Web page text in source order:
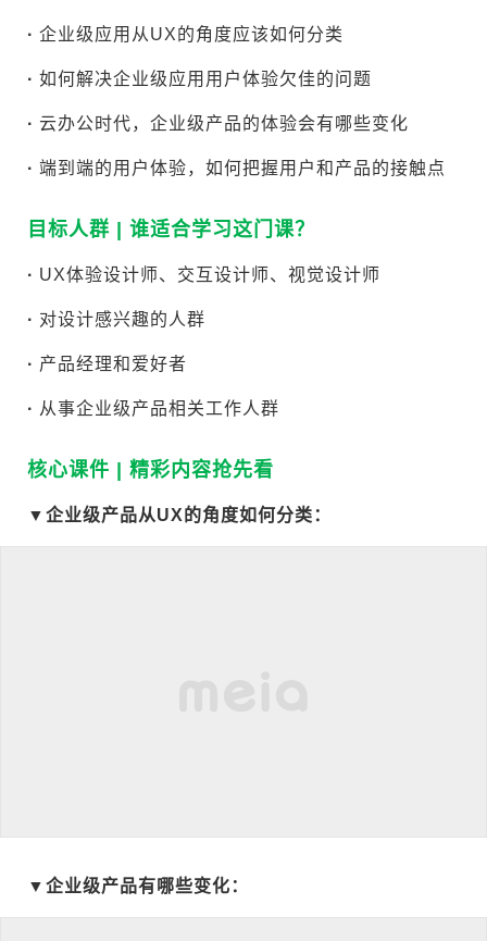
· 企业级应用从UX的角度应该如何分类
· 如何解决企业级应用用户体验欠佳的问题
· 云办公时代，企业级产品的体验会有哪些变化
· 端到端的用户体验，如何把握用户和产品的接触点
目标人群 | 谁适合学习这门课？
· UX体验设计师、交互设计师、视觉设计师
· 对设计感兴趣的人群
· 产品经理和爱好者
· 从事企业级产品相关工作人群
核心课件 | 精彩内容抢先看
▼ 企业级产品从UX的角度如何分类：
▼企业级产品有哪些变化：